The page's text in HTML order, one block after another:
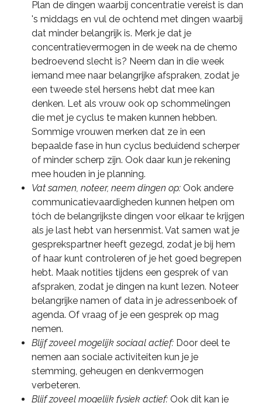
Plan de dingen waarbij concentratie vereist is dan
's middags en vul de ochtend met dingen waarbij
dat minder belangrijk is. Merk je dat je
concentratievermogen in de week na de chemo
bedroevend slecht is? Neem dan in die week
iemand mee naar belangrijke afspraken, zodat je
een tweede stel hersens hebt dat mee kan
denken. Let als vrouw ook op schommelingen
die met je cyclus te maken kunnen hebben.
Sommige vrouwen merken dat ze in een
bepaalde fase in hun cyclus beduidend scherper
of minder scherp zijn. Ook daar kun je rekening
mee houden in je planning.
Vat samen, noteer, neem dingen op: Ook andere
communicatievaardigheden kunnen helpen om
tóch de belangrijkste dingen voor elkaar te krijgen
als je last hebt van hersenmist. Vat samen wat je
gesprekspartner heeft gezegd, zodat je bij hem
of haar kunt controleren of je het goed begrepen
hebt. Maak notities tijdens een gesprek of van
afspraken, zodat je dingen na kunt lezen. Noteer
belangrijke namen of data in je adressenboek of
agenda. Of vraag of je een gesprek op mag
nemen.
Blijf zoveel mogelijk sociaal actief: Door deel te
nemen aan sociale activiteiten kun je je
stemming, geheugen en denkvermogen
verbeteren.
Blijf zoveel mogelijk fysiek actief: Ook dit kan je